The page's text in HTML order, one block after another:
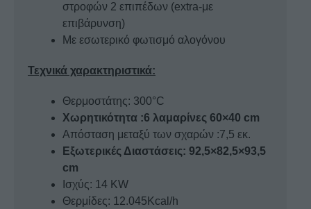
στροφών 2 επιπέδων (extra-με
επιβάρυνση)
Με εσωτερικό φωτισμό αλογόνου
Τεχνικά χαρακτηριστικά:
Θερμοστάτης: 300°C
Χωρητικότητα :6 λαμαρίνες 60×40 cm
Απόσταση μεταξύ των σχαρών :7,5 εκ.
Εξωτερικές Διαστάσεις: 92,5×82,5×93,5
cm
Ισχύς: 14 KW
Θερμίδες: 12.045Kcal/h